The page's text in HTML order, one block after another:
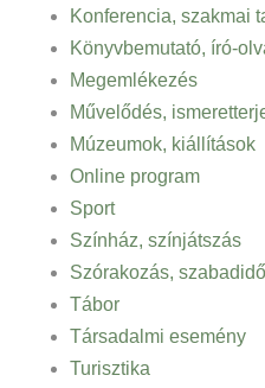
Konferencia, szakmai
Könyvbemutató, író-
Megemlékezés
Művelődés,
Múzeumok, kiállítások
Online program
Sport
Színház, színjátszás
Szórakozás, szabadidő
Tábor
Társadalmi esemény
Turisztika